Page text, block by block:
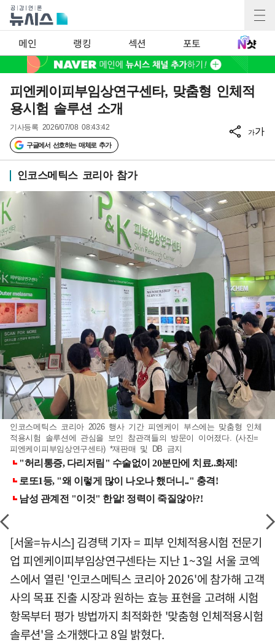
메인 랭킹 섹션 포토
피엔케이피부임상연구센타, 맞춤형 인체적
용시험 솔루션 소개
기사등록 2026/07/08 08:43:42
구글에서 선호하는 매체로 추가
가가
인코스메틱스 코리아 참가
인코스메틱스 코리아 2026 행사 기간 피엔케이 부스에는 맞춤형 인체
적용시험 솔루션에 관심을 보인 참관객들의 방문이 이어졌다. (사진=
피엔케이피부임상연구센타) *재판매 및 DB 금지
[서울=뉴시스] 김경택 기자 = 피부 인체적용시험 전문기
업 피엔케이피부임상연구센타는 지난 1~3일 서울 코엑
스에서 열린 '인코스메틱스 코리아 2026'에 참가해 고객
사의 목표 진출 시장과 원하는 효능 표현을 고려해 시험
항목부터 평가 방법까지 최적화한 '맞춤형 인체적용시험
솔루션'을 소개했다고 8일 밝혔다.